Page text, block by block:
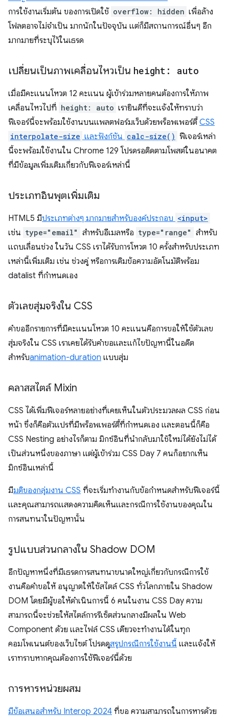
การใช้งานเริ่มต้น ของการเปิดใช้ overflow: hidden เพื่อล้าง
โฟลตอาจไม่จำเป็น มากนักในปัจจุบัน แต่ก็มีสถานการณ์อื่นๆ อีก
มากมายที่ระบุไว้ในเธรด
เปลี่ยนเป็นภาพเคลื่อนไหวเป็น height: auto
เมื่อมีคะแนนโหวต 12 คะแนน ผู้เข้าร่วมหลายคนต้องการให้ภาพ
เคลื่อนไหวไปที่ height: auto เรายินดีที่จะแจ้งให้ทราบว่า
ฟีเจอร์นี้จะพร้อมใช้งานบนแพลตฟอร์มเว็บด้วยพร็อพเพอร์ตี้CSS
interpolate-size และฟังก์ชัน calc-size() ฟีเจอร์เหล่า
นี้จะพร้อมใช้งานใน Chrome 129 โปรดรอติดตามโพสต์ในอนาคต
ที่มีข้อมูลเพิ่มเติมเกี่ยวกับฟีเจอร์เหล่านี้
ประเภทอินพุตเพิ่มเติม
HTML5 มีประเภทต่างๆ มากมายสำหรับองค์ประกอบ <input>
เช่น type="email" สำหรับอีเมลหรือ type="range" สำหรับ
แถบเลื่อนช่วง ในวัน CSS เราได้รับการโหวต 10 ครั้งสำหรับประเภท
เหล่านี้เพิ่มเติม เช่น ช่วงคู่ หรือการเติมข้อความอัตโนมัติพร้อม
datalist ที่กำหนดเอง
ตัวเลขสุ่มจริงใน CSS
คำขออีกรายการที่มีคะแนนโหวต 10 คะแนนคือการขอให้ใช้ตัวเลข
สุ่มจริงใน CSS เราเคยได้รับคำขอและแก้ไขปัญหานี้ในอดีต
สำหรับanimation-duration แบบสุ่ม
คลาสสไตล์ Mixin
CSS ได้เพิ่มฟีเจอร์หลายอย่างที่เคยเห็นในตัวประมวลผล CSS ก่อน
หน้า ซึ่งก็คือตัวแปรที่มีพร็อพเพอร์ตี้ที่กำหนดเอง และตอนนี้ก็คือ
CSS Nesting อย่างไรก็ตาม มิกซ์อินที่นำกลับมาใช้ใหม่ได้ยังไม่ได้
เป็นส่วนหนึ่งของภาษา แต่ผู้เข้าร่วม CSS Day 7 คนก็อยากเห็น
มิกซ์อินเหล่านี้
มีมติของกลุ่มงาน CSS ที่จะเริ่มทำงานกับข้อกำหนดสำหรับฟีเจอร์นี้
และคุณสามารถแสดงความคิดเห็นและกรณีการใช้งานของคุณใน
การสนทนาในปัญหานั้น
รูปแบบส่วนกลางใน Shadow DOM
อีกปัญหาหนึ่งที่มีเธรดการสนทนาขนาดใหญ่เกี่ยวกับกรณีการใช้
งานคือคำขอให้ อนุญาตให้ใช้สไตล์ CSS ทั่วโลกภายใน Shadow
DOM โดยมีผู้ขอให้ดำเนินการนี้ 6 คนในงาน CSS Day ความ
สามารถนี้จะช่วยให้สไตล์การรีเซ็ตส่วนกลางมีผลใน Web
Component ด้วย และไฟล์ CSS เดียวจะทำงานได้ในทุก
คอมโพเนนต์ของเว็บไซต์ โปรดดูสรุปกรณีการใช้งานนี้ และแจ้งให้
เราทราบหากคุณต้องการใช้ฟีเจอร์นี้ด้วย
การหารหน่วยผสม
มีข้อเสนอสำหรับ Interop 2024 ที่ขอ ความสามารถในการหารด้วย